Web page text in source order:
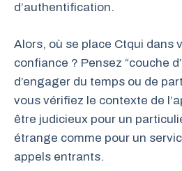
d’authentification.
Alors, où se place Ctqui dans
confiance ? Pensez “couche
d’engager du temps ou de
vous vérifiez le contexte de
être judicieux pour un
étrange comme pour un
appels entrants.